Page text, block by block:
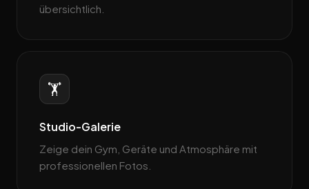
übersichtlich.
🏋️
Studio-Galerie
Zeige dein Gym, Geräte und Atmosphäre mit
professionellen Fotos.